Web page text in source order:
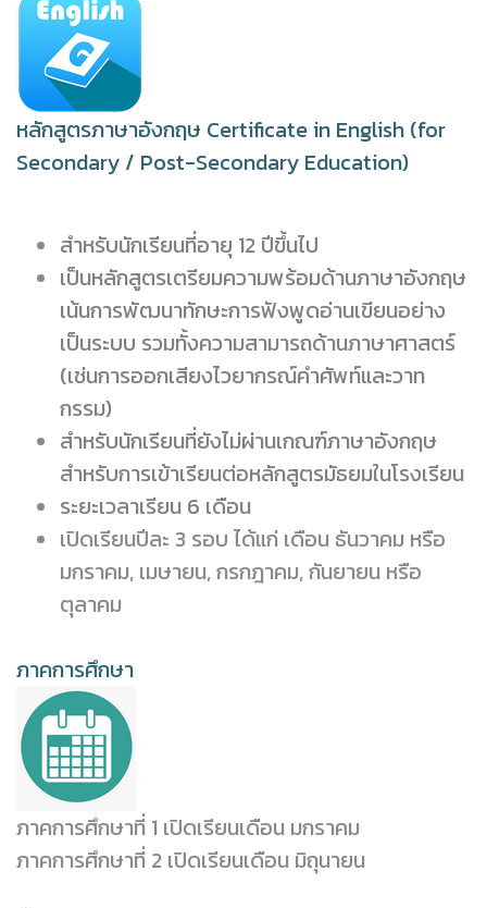
หลักสูตรภาษาอังกฤษ Certificate in English (for
Secondary / Post-Secondary Education)
สำหรับนักเรียนที่อายุ 12 ปีขึ้นไป
เป็นหลักสูตรเตรียมความพร้อมด้านภาษาอังกฤษ
เน้นการพัฒนาทักษะการฟังพูดอ่านเขียนอย่าง
เป็นระบบ รวมทั้งความสามารถด้านภาษาศาสตร์
(เช่นการออกเสียงไวยากรณ์คำศัพท์และวาท
กรรม)
สำหรับนักเรียนที่ยังไม่ผ่านเกณฑ์ภาษาอังกฤษ
สำหรับการเข้าเรียนต่อหลักสูตรมัธยมในโรงเรียน
ระยะเวลาเรียน 6 เดือน
เปิดเรียนปีละ 3 รอบ ได้แก่ เดือน ธันวาคม หรือ
มกราคม, เมษายน, กรกฎาคม, กันยายน หรือ
ตุลาคม
ภาคการศึกษา
ภาคการศึกษาที่ 1 เปิดเรียนเดือน มกราคม
ภาคการศึกษาที่ 2 เปิดเรียนเดือน มิถุนายน